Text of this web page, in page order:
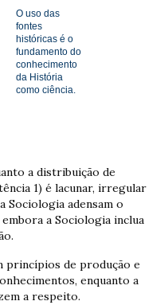
O uso das
fontes
históricas é o
fundamento do
conhecimento
da História
como ciência.
a distribuição de
1) é lacunar, irregular
Sociologia adensam o
a Sociologia inclua
princípios de produção e
enquanto a
a respeito.